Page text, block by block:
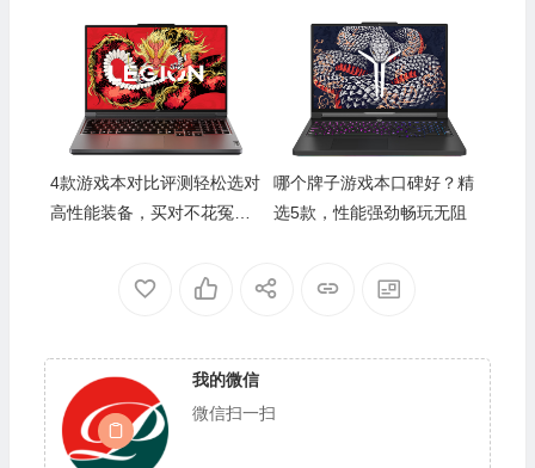
手，游戏体验更畅快
4款游戏本对比评测轻松选对
高性能装备，买对不花冤枉
哪个牌子游戏本口碑好？精
选5款，性能强劲畅玩无阻
我的微信
微信扫一扫
💰